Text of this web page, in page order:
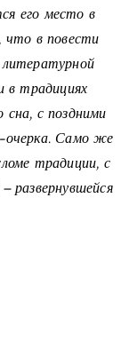
его место в
что в повести
литературной
в традициях
сна, с поздними
очерка. Само же
традиции, с
развернувшейся